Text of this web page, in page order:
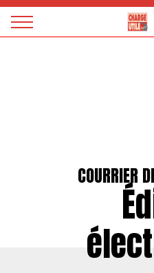
Magazine
COURRIER
Panneau de gestion des